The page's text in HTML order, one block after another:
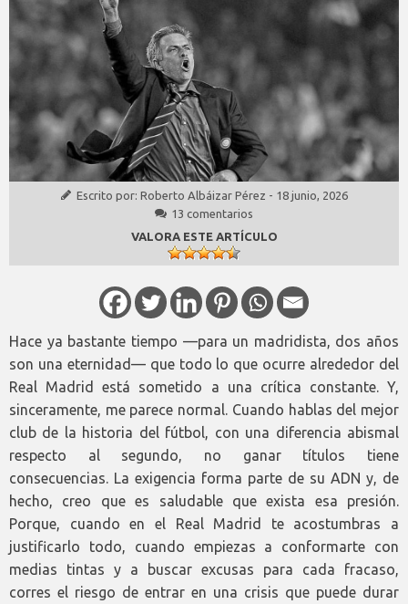
Escrito por: Roberto Albáizar Pérez - 18 junio, 2026
13 comentarios
VALORA ESTE ARTÍCULO
Hace ya bastante tiempo —para un madridista, dos años
son una eternidad— que todo lo que ocurre alrededor del
Real Madrid está sometido a una crítica constante. Y,
sinceramente, me parece normal. Cuando hablas del mejor
club de la historia del fútbol, con una diferencia abismal
respecto al segundo, no ganar títulos tiene
consecuencias. La exigencia forma parte de su ADN y, de
hecho, creo que es saludable que exista esa presión.
Porque, cuando en el Real Madrid te acostumbras a
justificarlo todo, cuando empiezas a conformarte con
medias tintas y a buscar excusas para cada fracaso,
corres el riesgo de entrar en una crisis que puede durar